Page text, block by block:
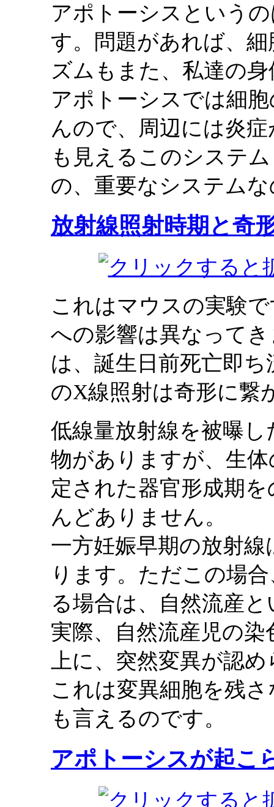
アポトーシスという
す。問題があれば、
ズムもまた、私達の
アポトーシスでは細
んので、周辺には炎
も見えるこのシステ
の、重要なシステム
放射線照射時期と奇
これはマウスの実験
への影響は異なって
は、誕生日前死亡即
のX線照射は奇形に繋
低線量放射線を被曝
物がありますが、生
定された器官形成期
んどありません。
一方妊娠早期の放射
ります。ただこの場
る場合は、自然流産
実際、自然流産児の
上に、突然変異が認
これは変異細胞を残
も言えるのです。
アポトーシスが起こ